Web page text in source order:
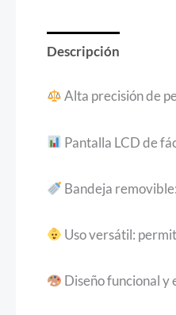
Descripción
Alta precisión de
Pantalla LCD de
Bandeja
Uso versátil:
Diseño funcional y